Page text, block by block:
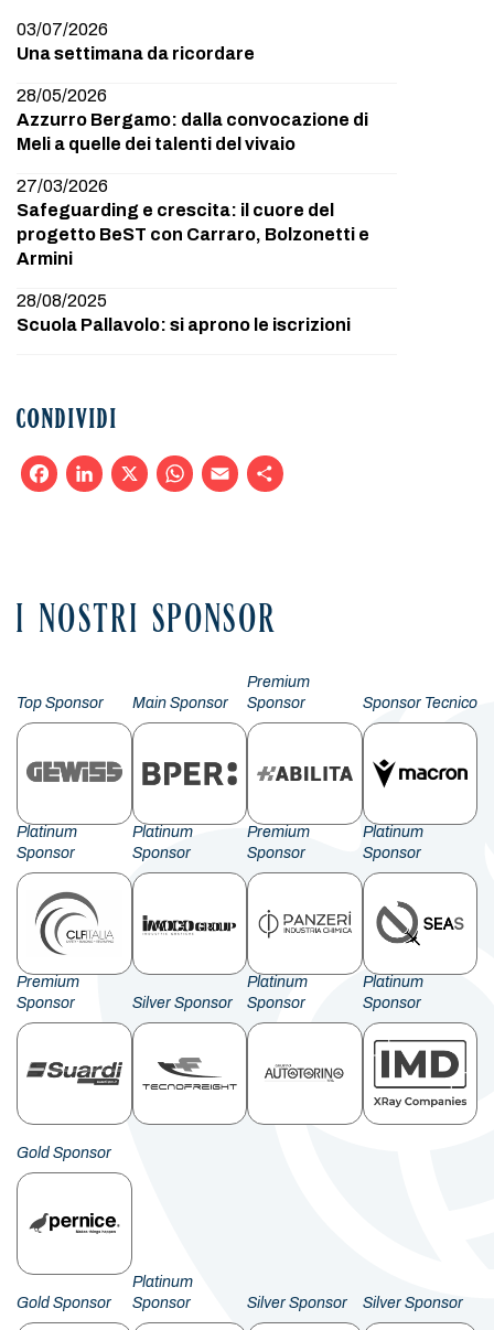
03/07/2026
Una settimana da ricordare
28/05/2026
Azzurro Bergamo: dalla convocazione di
Meli a quelle dei talenti del vivaio
27/03/2026
Safeguarding e crescita: il cuore del
progetto BeST con Carraro, Bolzonetti e
Armini
28/08/2025
Scuola Pallavolo: si aprono le iscrizioni
CONDIVIDI
I NOSTRI SPONSOR
Top Sponsor Main Sponsor
Premium
Sponsor
Sponsor Tecnico
Platinum
Sponsor
Platinum
Sponsor
Premium
Sponsor
Platinum
Sponsor
Premium
Sponsor
Silver Sponsor
Platinum
Sponsor
Platinum
Sponsor
Gold Sponsor
Gold Sponsor
Platinum
Sponsor
Silver Sponsor Silver Sponsor